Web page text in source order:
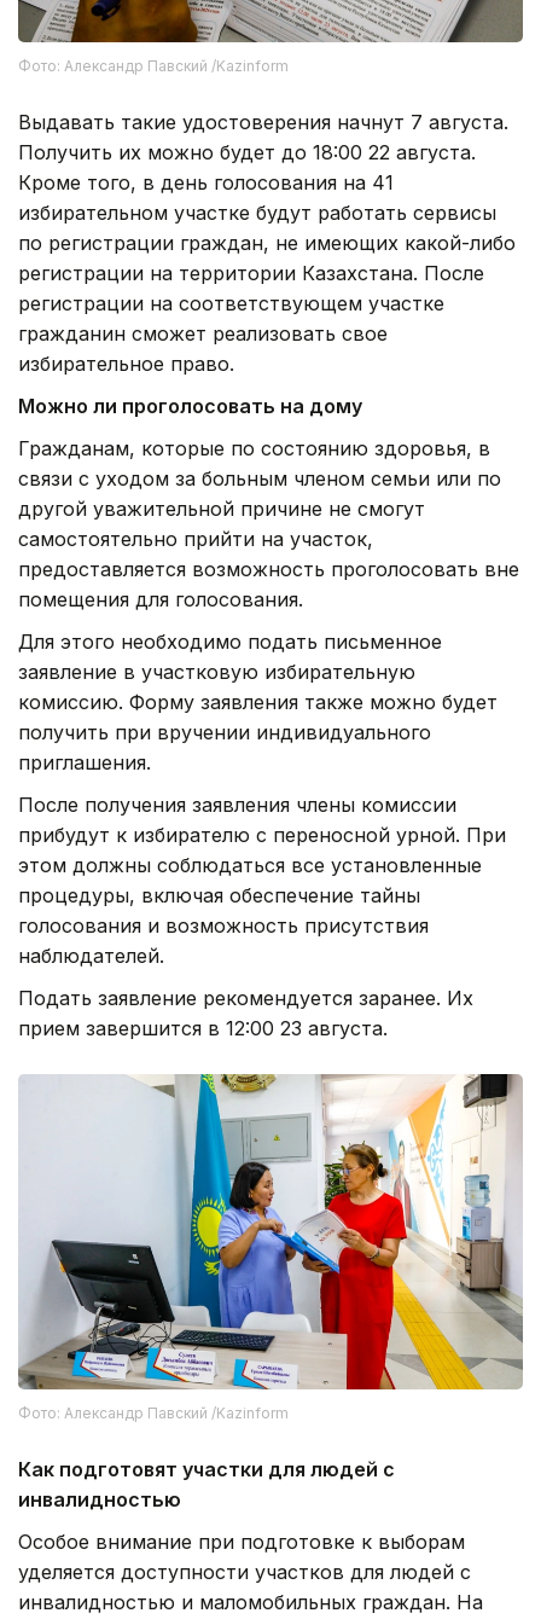
Фото: Александр Павский /Kazinform
Выдавать такие удостоверения начнут 7 августа.
Получить их можно будет до 18:00 22 августа.
Кроме того, в день голосования на 41
избирательном участке будут работать сервисы
по регистрации граждан, не имеющих какой-либо
регистрации на территории Казахстана. После
регистрации на соответствующем участке
гражданин сможет реализовать свое
избирательное право.
Можно ли проголосовать на дому
Гражданам, которые по состоянию здоровья, в
связи с уходом за больным членом семьи или по
другой уважительной причине не смогут
самостоятельно прийти на участок,
предоставляется возможность проголосовать вне
помещения для голосования.
Для этого необходимо подать письменное
заявление в участковую избирательную
комиссию. Форму заявления также можно будет
получить при вручении индивидуального
приглашения.
После получения заявления члены комиссии
прибудут к избирателю с переносной урной. При
этом должны соблюдаться все установленные
процедуры, включая обеспечение тайны
голосования и возможность присутствия
наблюдателей.
Подать заявление рекомендуется заранее. Их
прием завершится в 12:00 23 августа.
Фото: Александр Павский /Kazinform
Как подготовят участки для людей с
инвалидностью
Особое внимание при подготовке к выборам
уделяется доступности участков для людей с
инвалидностью и маломобильных граждан. На